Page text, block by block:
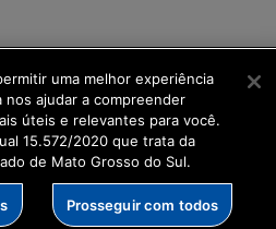
uma melhor experiência
ajudar a compreender
úteis e relevantes para você.
15.572/2020 que trata da
de Mato Grosso do Sul.
Prosseguir com todos